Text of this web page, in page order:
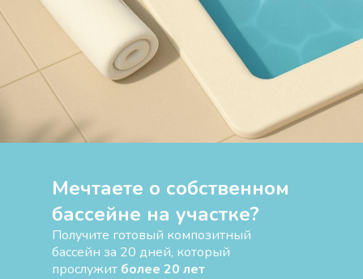
Мечтаете о собственном
бассейне на участке?
Получите готовый композитный
бассейн за 20 дней, который
прослужит более 20 лет